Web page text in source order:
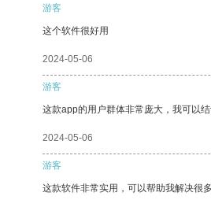
游客
这个软件很好用
2024-05-06
游客
这款app的用户群体非常庞大，我可以结
2024-05-06
游客
这款软件非常实用，可以帮助我解决很多